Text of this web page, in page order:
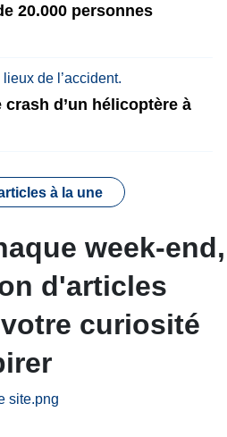
20.000 personnes
d’un hélicoptère à
à la une
week-end,
d'articles
curiosité